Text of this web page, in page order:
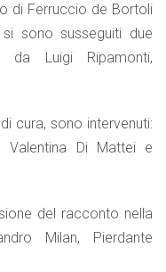
di Ferruccio de Bortoli
sono susseguiti due
da Luigi Ripamonti,
cura, sono intervenuti:
Valentina Di Mattei e
del racconto nella
Milan, Pierdante